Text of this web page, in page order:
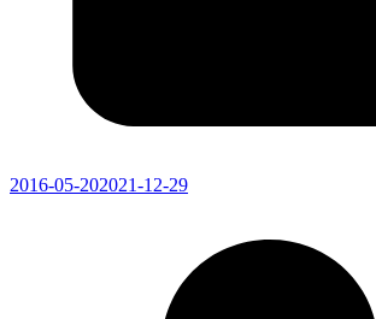
2016-05-202021-12-29